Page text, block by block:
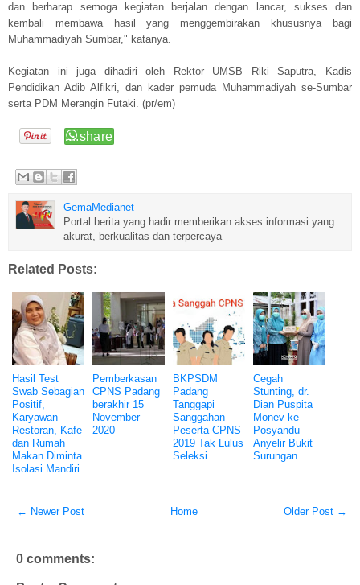
dan berharap semoga kegiatan berjalan dengan lancar, sukses dan
kembali membawa hasil yang menggembirakan khususnya bagi
Muhammadiyah Sumbar," katanya.
Kegiatan ini juga dihadiri oleh Rektor UMSB Riki Saputra, Kadis
Pendidikan Adib Alfikri, dan kader pemuda Muhammadiyah se-Sumbar
serta PDM Merangin Futaki. (pr/em)
GemaMedianet
Portal berita yang hadir memberikan akses informasi yang
akurat, berkualitas dan terpercaya
Related Posts:
Hasil Test
Swab Sebagian
Positif,
Karyawan
Restoran, Kafe
dan Rumah
Makan Diminta
Isolasi Mandiri
Pemberkasan
CPNS Padang
berakhir 15
November
2020
BKPSDM
Padang
Tanggapi
Sanggahan
Peserta CPNS
2019 Tak Lulus
Seleksi
Cegah
Stunting, dr.
Dian Puspita
Monev ke
Posyandu
Anyelir Bukit
Surungan
← Newer Post Older Post →
Home
0 comments: